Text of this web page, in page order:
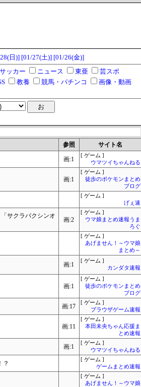
日)] [01/27(土)] [01/26(金)]
サッカー ニュース 東亜
芸スポ
教養 競馬・パチンコ
画像・動画
参照 サイト名
画:1
[ ゲーム ]
ウマツイちゃんねる
画:1
[ ゲーム ]
徒歩のポケモンまとめ
ブログ
[ ゲーム ]
げぇ速
サクラバクシンオ
画:2
[ ゲーム ]
ウマ娘まとめ速報うま
ろぐ
[ ゲーム ]
あげません！～ウマ娘
まとめ～
画:1
[ ゲーム ]
カンダタ速報
画:1
[ ゲーム ]
徒歩のポケモンまとめ
ブログ
画:17
[ ゲーム ]
ブラウザゲーム速報
画:11
[ ゲーム ]
本田未央ちゃん応援ま
とめ速報
画:1
[ ゲーム ]
ウマツイちゃんねる
？
[ ゲーム ]
ゲームまとめ速報
[ ゲーム ]
あげません！～ウマ娘